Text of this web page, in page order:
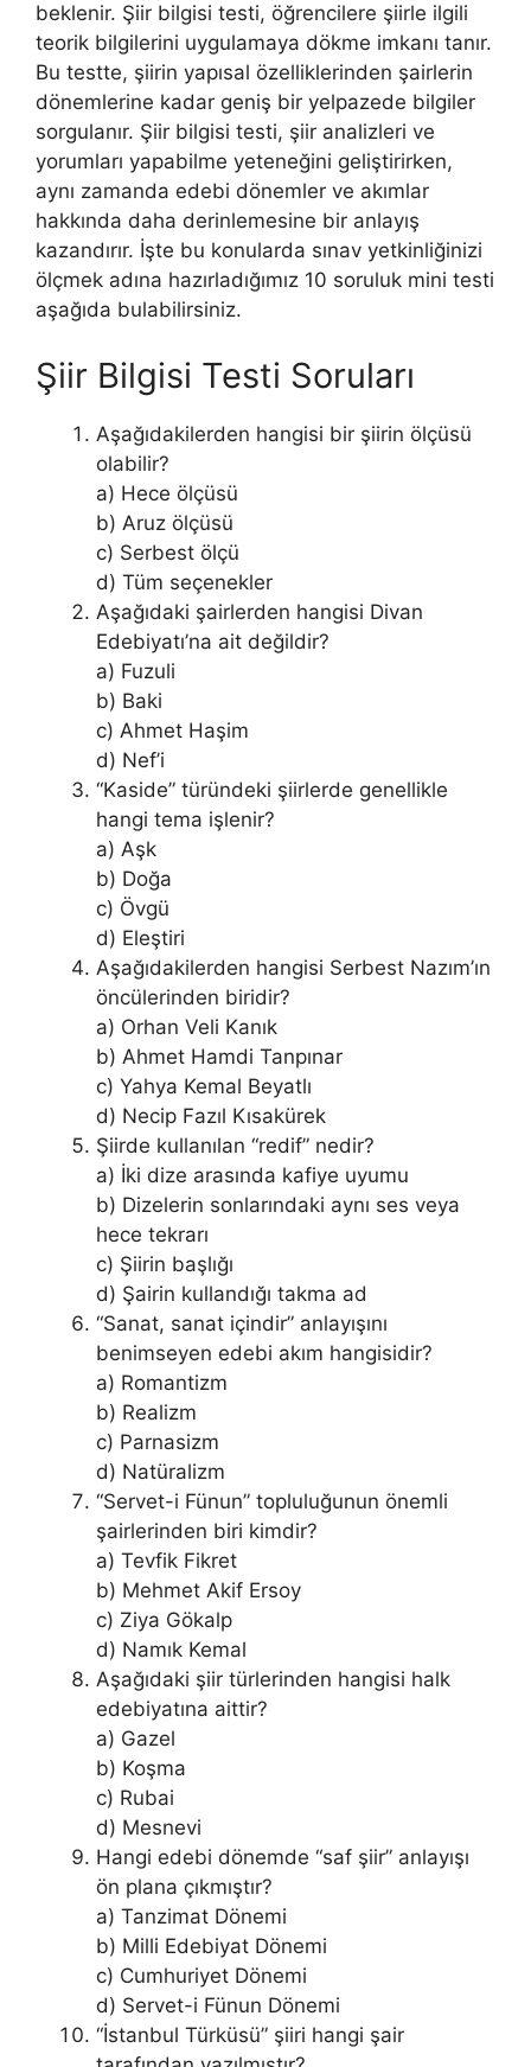
beklenir. Şiir bilgisi testi, öğrencilere şiirle ilgili
teorik bilgilerini uygulamaya dökme imkanı tanır.
Bu testte, şiirin yapısal özelliklerinden şairlerin
dönemlerine kadar geniş bir yelpazede bilgiler
sorgulanır. Şiir bilgisi testi, şiir analizleri ve
yorumları yapabilme yeteneğini geliştirirken,
aynı zamanda edebi dönemler ve akımlar
hakkında daha derinlemesine bir anlayış
kazandırır. İşte bu konularda sınav yetkinliğinizi
ölçmek adına hazırladığımız 10 soruluk mini testi
aşağıda bulabilirsiniz.
Şiir Bilgisi Testi Soruları
Aşağıdakilerden hangisi bir şiirin ölçüsü
olabilir?
a) Hece ölçüsü
b) Aruz ölçüsü
c) Serbest ölçü
d) Tüm seçenekler
Aşağıdaki şairlerden hangisi Divan
Edebiyatı’na ait değildir?
a) Fuzuli
b) Baki
c) Ahmet Haşim
d) Nef’i
“Kaside” türündeki şiirlerde genellikle
hangi tema işlenir?
a) Aşk
b) Doğa
c) Övgü
d) Eleştiri
Aşağıdakilerden hangisi Serbest Nazım’ın
öncülerinden biridir?
a) Orhan Veli Kanık
b) Ahmet Hamdi Tanpınar
c) Yahya Kemal Beyatlı
d) Necip Fazıl Kısakürek
Şiirde kullanılan “redif” nedir?
a) İki dize arasında kafiye uyumu
b) Dizelerin sonlarındaki aynı ses veya
hece tekrarı
c) Şiirin başlığı
d) Şairin kullandığı takma ad
“Sanat, sanat içindir” anlayışını
benimseyen edebi akım hangisidir?
a) Romantizm
b) Realizm
c) Parnasizm
d) Natüralizm
“Servet-i Fünun” topluluğunun önemli
şairlerinden biri kimdir?
a) Tevfik Fikret
b) Mehmet Akif Ersoy
c) Ziya Gökalp
d) Namık Kemal
Aşağıdaki şiir türlerinden hangisi halk
edebiyatına aittir?
a) Gazel
b) Koşma
c) Rubai
d) Mesnevi
Hangi edebi dönemde “saf şiir” anlayışı
ön plana çıkmıştır?
a) Tanzimat Dönemi
b) Milli Edebiyat Dönemi
c) Cumhuriyet Dönemi
d) Servet-i Fünun Dönemi
“İstanbul Türküsü” şiiri hangi şair